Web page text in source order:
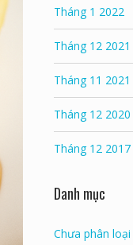
Tháng 1 2022
Tháng 12 2021
Tháng 11 2021
Tháng 12 2020
Tháng 12 2017
Danh mục
Chưa phân loại